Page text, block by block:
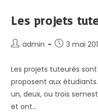
Les projets
Auteur/autrice
la
publication :
admin
Publication
3 mai
Les projets tuteurés
proposent aux
un, deux, ou trois
et ont…